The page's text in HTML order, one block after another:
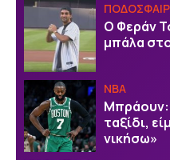
Ο Φεράν
μπάλα
NBA
Μπράουν:
ταξίδι,
νικήσω»